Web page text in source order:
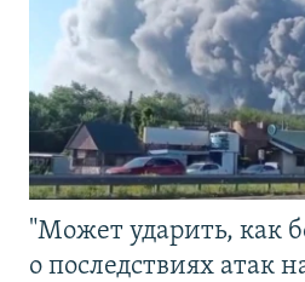
"Может ударить, как
о последствиях атак